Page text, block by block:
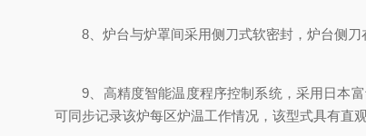
8、炉台与炉罩间采用侧刀式软密封，炉台侧刀
9、高精度智能温度程序控制系统，采用日本富
可同步记录该炉每区炉温工作情况，该型式具有直